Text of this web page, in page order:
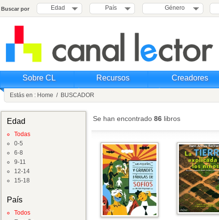
Buscar por Edad País Género
Sobre CL Recursos Creadores
Estás en : Home / BUSCADOR
Edad
Todas
0-5
6-8
9-11
12-14
15-18
País
Todos
Se han encontrado 86 libros